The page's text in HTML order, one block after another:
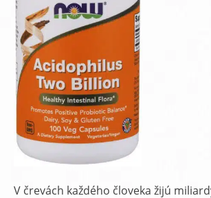
V črevách každého človeka žijú